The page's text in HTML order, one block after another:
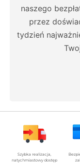
naszego
przez
tydzień
Szybka realizacja,
natychmiastowy dostęp